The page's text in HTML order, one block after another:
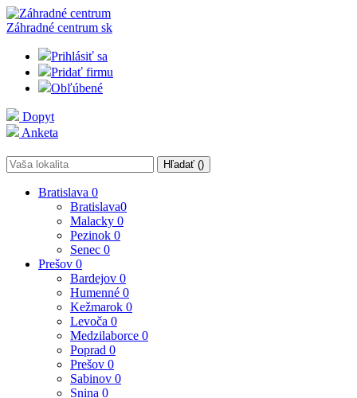
Záhradné centrum sk
Prihlásiť sa
Pridať firmu
Obľúbené
Dopyt
Anketa
Hľadať ()
Bratislava 0
Bratislava0
Malacky 0
Pezinok 0
Senec 0
Prešov 0
Bardejov 0
Humenné 0
Kežmarok 0
Levoča 0
Medzilaborce 0
Poprad 0
Prešov 0
Sabinov 0
Snina 0